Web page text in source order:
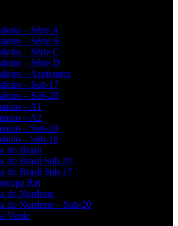
– Série A
– Série B
– Série C
– Série D
– Aspirantes
– Sub-17
– Sub-20
– A1
– A2
– Sub-18
– Sub-16
do Brasil
do Brasil Sub-20
do Brasil Sub-17
Rei
do Nordeste
do Nordeste – Sub-20
Verde